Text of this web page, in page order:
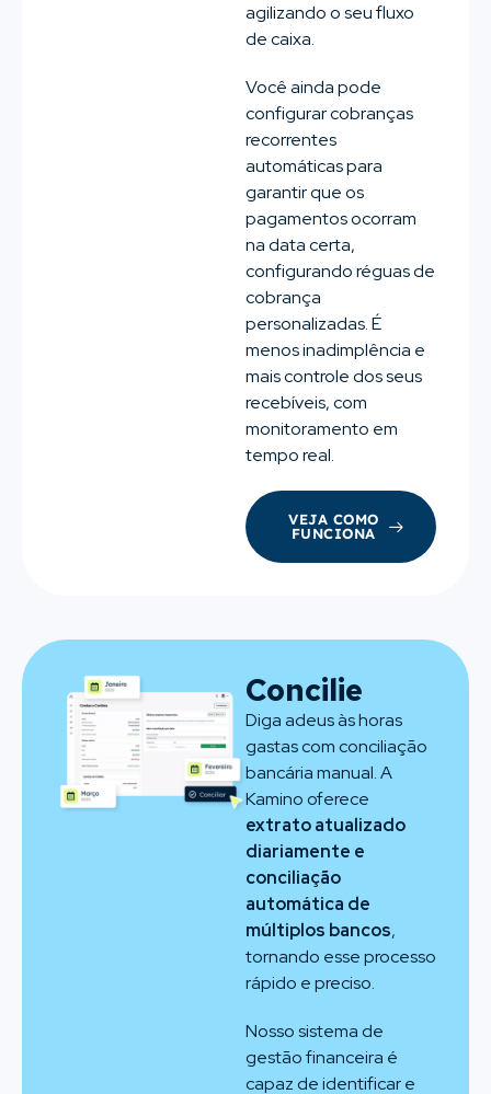
agilizando o seu fluxo
de caixa.
Você ainda pode
configurar cobranças
recorrentes
automáticas para
garantir que os
pagamentos ocorram
na data certa,
configurando réguas de
cobrança
personalizadas. É
menos inadimplência e
mais controle dos seus
recebíveis, com
monitoramento em
tempo real.
VEJA COMO
FUNCIONA
Concilie
Diga adeus às horas
gastas com conciliação
bancária manual. A
Kamino oferece
extrato atualizado
diariamente e
conciliação
automática de
múltiplos bancos,
tornando esse processo
rápido e preciso.
Nosso sistema de
gestão financeira é
capaz de identificar e